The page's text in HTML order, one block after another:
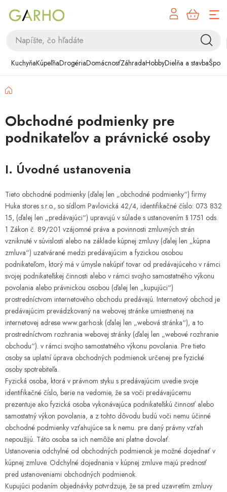
KuchyňaKúpeľňaDrogériaDomácnosťZáhradaHobbyDielňa a stavba
Kuchyňa
Kúpeľňa
Domácnosť
Hobby
Dielňa a stavba
Šport a outdoor
Chovateľské potreby
Nový tovar
Jarna záhradka
Výpredaj
Letná sezóna
World Cleanup Day
Obchodné podmienky
Podmienky ochrany osobných údajov
Vrátenie a reklamácia
Kontaktujte nás Moja objednávka
Domov
Obchodné podmienky pre
podnikateľov a právnické osoby
I. Úvodné ustanovenia
Tieto obchodné podmienky (ďalej len „obchodné podmienky“) firmy
Huka stores s.r.o., so sídlom Pavlovická 42/4, identifikačné číslo: 073 832
15, (ďalej len „predávajúci“) upravujú v súlade s ustanovením § 1751 ods.
1 Zákon č. 89/201 vzájomné práva a povinnosti zmluvných strán
vzniknuté v súvislosti alebo na základe kúpnej zmluvy (ďalej len „kúpna
zmluva“) uzatvárané medzi predávajúcim a fyzickou osobou
podnikateľom, ktorý má v úmysle nakúpiť tovar od predávajúceho v rámci
svojej podnikateľskej činnosti alebo v rámci svojho samostatného výkonu
povolania alebo právnickou osobou (ďalej len „kupujúci“)
prostredníctvom internetového obchodu predávajú. Internetový obchod je
predávajúcim prevádzkovaný na webovej stránke umiestnenej na
internetovej adrese www.garho.sk (ďalej len „webová stránka“), a to
prostredníctvom rozhrania webovej stránky (ďalej len „webové rozhranie
obchodu“). v rámci svojho samostatného výkonu povolania. Pre tieto
osoby sa uplatní úprava obchodných podmienok určenej pre fyzické
osoby spotrebiteľa.
Fyzická osoba, ktorá v právnom styku s predávajúcim uvedie svoje
identifikačné číslo, berie na vedomie, že sa voči predávajúcemu
prezentuje ako fyzická osoba vykonávajúca podnikateľskú činnosť alebo
samostatný výkon povolania, a z tohto dôvodu budú voči nemu účinné
obchodné podmienky vzťahujúce sa k nemu. pre daný právny vzťah
nepoužijú. Táto osoba sa ich nemôže ani platne dovolať.
Ustanovenia odchylné od obchodných podmienok je možné dojednať v
kúpnej zmluve. Odchylné dojednania v kúpnej zmluve majú prednosť
pred ustanoveniami obchodných podmienok.
Kupujúci podaním objednávky potvrdzuje, že sa pred uzavretím zmluvy